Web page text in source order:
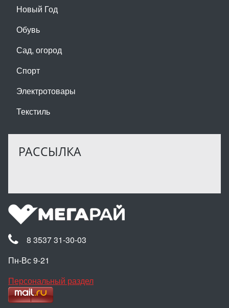
Новый Год
Обувь
Сад, огород
Спорт
Электротовары
Текстиль
РАССЫЛКА
8 3537 31-30-03
Пн-Вс 9-21
Персональный раздел